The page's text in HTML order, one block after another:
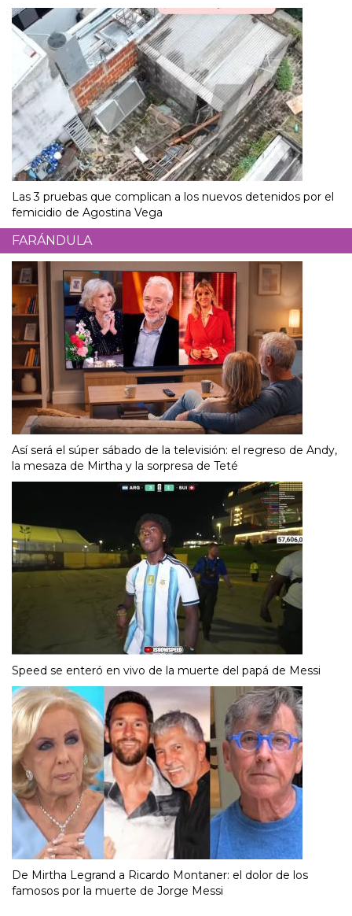
Las 3 pruebas que complican a los nuevos detenidos por el
femicidio de Agostina Vega
FARÁNDULA
Así será el súper sábado de la televisión: el regreso de Andy,
la mesaza de Mirtha y la sorpresa de Teté
Speed se enteró en vivo de la muerte del papá de Messi
De Mirtha Legrand a Ricardo Montaner: el dolor de los
famosos por la muerte de Jorge Messi